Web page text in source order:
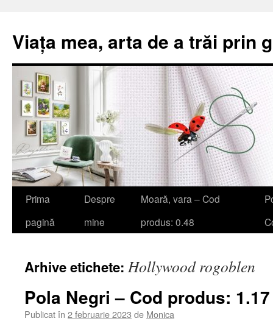
Viața mea, arta de a trăi prin
Sari
Prima
pagină
Despre
mine
Moară, vara – Cod
produs: 0.48
Arhive etichete: Hollywood rogoblen
Pola Negri – Cod produs: 1.17
Publicat în 2 februarie 2023 de Monica